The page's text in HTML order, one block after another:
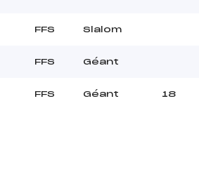
FFS Slalom
FFS Géant
FFS Géant 18